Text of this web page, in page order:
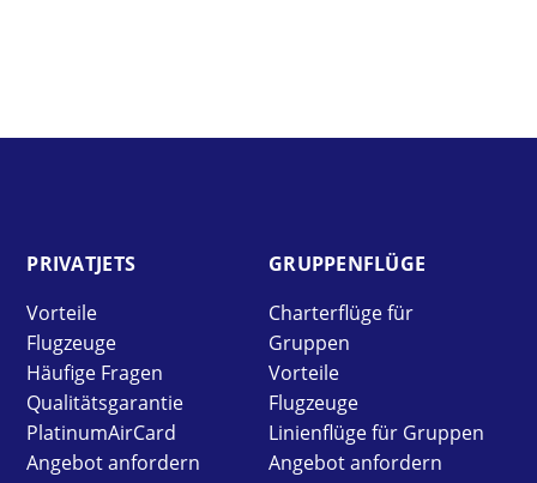
PRIVAT­JETS
Vorteile
Flugzeuge
Häufige Fragen
Qualitätsgarantie
PlatinumAirCard
Angebot anfordern
GRUPPEN­FLÜGE
Charterflüge für
Gruppen
Vorteile
Flugzeuge
Linienflüge für Gruppen
Angebot anfordern